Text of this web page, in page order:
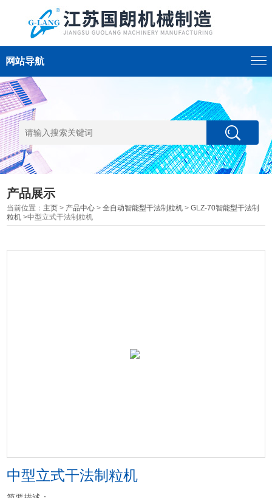
网站导航
产品展示
当前位置： 主页 > 产品中心 >全自动智能型干法制粒机 >GLZ-70智能型干法制
粒机 >中型立式干法制粒机
中型立式干法制粒机